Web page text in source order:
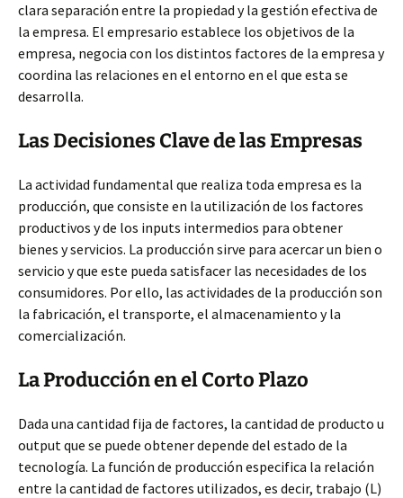
clara separación entre la propiedad y la gestión efectiva de
la empresa. El empresario establece los objetivos de la
empresa, negocia con los distintos factores de la empresa y
coordina las relaciones en el entorno en el que esta se
desarrolla.
Las Decisiones Clave de las Empresas
La actividad fundamental que realiza toda empresa es la
producción, que consiste en la utilización de los factores
productivos y de los inputs intermedios para obtener
bienes y servicios. La producción sirve para acercar un bien o
servicio y que este pueda satisfacer las necesidades de los
consumidores. Por ello, las actividades de la producción son
la fabricación, el transporte, el almacenamiento y la
comercialización.
La Producción en el Corto Plazo
Dada una cantidad fija de factores, la cantidad de producto u
output que se puede obtener depende del estado de la
tecnología. La función de producción especifica la relación
entre la cantidad de factores utilizados, es decir, trabajo (L)